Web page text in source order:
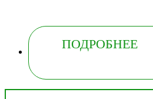
ПОДРОБНЕЕ